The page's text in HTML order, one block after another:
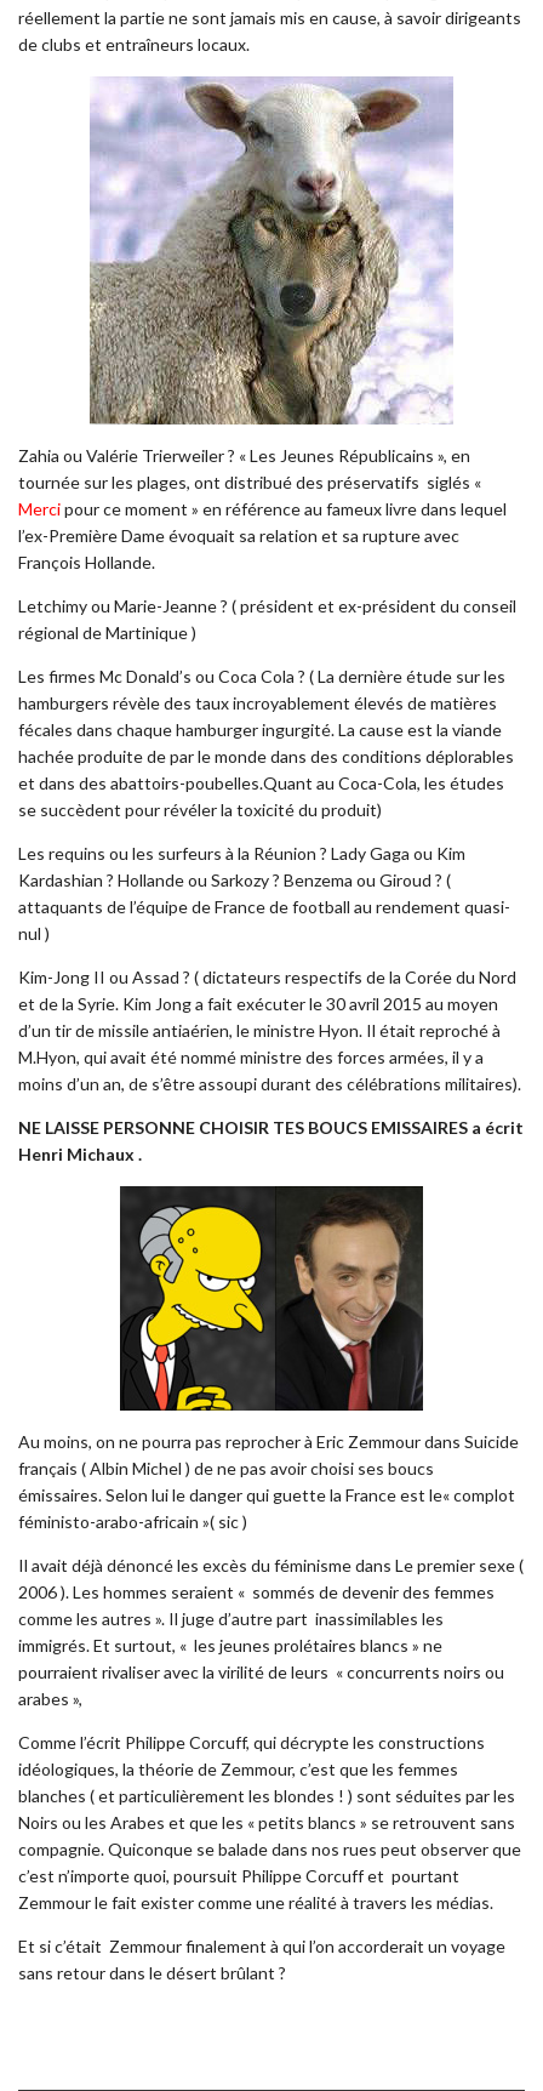
réellement la partie ne sont jamais mis en cause, à savoir dirigeants
de clubs et entraîneurs locaux.
Zahia ou Valérie Trierweiler ? « Les Jeunes Républicains », en
tournée sur les plages, ont distribué des préservatifs siglés «
Mercipour ce moment » en référence au fameux livre dans lequel
l’ex-Première Dame évoquait sa relation et sa rupture avec
François Hollande.
Letchimy ou Marie-Jeanne ? ( président et ex-président du conseil
régional de Martinique )
Les firmes Mc Donald’s ou Coca Cola ? ( La dernière étude sur les
hamburgers révèle des taux incroyablement élevés de matières
fécales dans chaque hamburger ingurgité. La cause est la viande
hachée produite de par le monde dans des conditions déplorables
et dans des abattoirs-poubelles.Quant au Coca-Cola, les études
se succèdent pour révéler la toxicité du produit)
Les requins ou les surfeurs à la Réunion ? Lady Gaga ou Kim
Kardashian ? Hollande ou Sarkozy ? Benzema ou Giroud ? (
attaquants de l’équipe de France de football au rendement quasi-
nul )
Kim-Jong II ou Assad ? ( dictateurs respectifs de la Corée du Nord
et de la Syrie. Kim Jong a fait exécuter le 30 avril 2015 au moyen
d’un tir de missile antiaérien, le ministre Hyon. Il était reproché à
M.Hyon, qui avait été nommé ministre des forces armées, il y a
moins d’un an, de s’être assoupi durant des célébrations militaires).
NE LAISSE PERSONNE CHOISIR TES BOUCS EMISSAIRES a écrit
Henri Michaux .
Au moins, on ne pourra pas reprocher à Eric Zemmour dans Suicide
français ( Albin Michel ) de ne pas avoir choisi ses boucs
émissaires. Selon lui le danger qui guette la France est le« complot
féministo-arabo-africain »( sic )
Il avait déjà dénoncé les excès du féminisme dans Le premier sexe (
2006 ). Les hommes seraient « sommés de devenir des femmes
comme les autres ». Il juge d’autre part inassimilables les
immigrés. Et surtout, « les jeunes prolétaires blancs » ne
pourraient rivaliser avec la virilité de leurs « concurrents noirs ou
arabes »,
Comme l’écrit Philippe Corcuff, qui décrypte les constructions
idéologiques, la théorie de Zemmour, c’est que les femmes
blanches ( et particulièrement les blondes ! ) sont séduites par les
Noirs ou les Arabes et que les « petits blancs » se retrouvent sans
compagnie. Quiconque se balade dans nos rues peut observer que
c’est n’importe quoi, poursuit Philippe Corcuff et pourtant
Zemmour le fait exister comme une réalité à travers les médias.
Et si c’était Zemmour finalement à qui l’on accorderait un voyage
sans retour dans le désert brûlant ?